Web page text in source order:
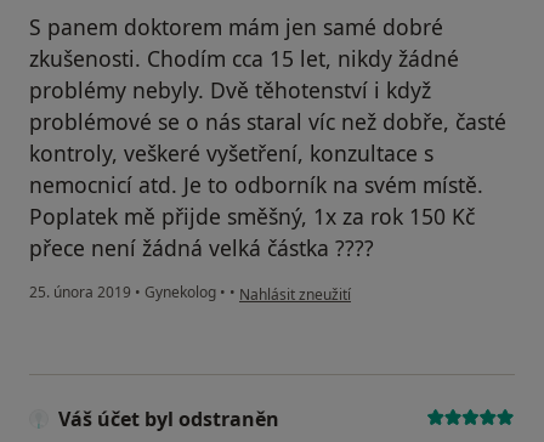
S panem doktorem mám jen samé dobré
zkušenosti. Chodím cca 15 let, nikdy žádné
problémy nebyly. Dvě těhotenství i když
problémové se o nás staral víc než dobře, časté
kontroly, veškeré vyšetření, konzultace s
nemocnicí atd. Je to odborník na svém místě.
Poplatek mě přijde směšný, 1x za rok 150 Kč
přece není žádná velká částka ????
25. února 2019 • Gynekolog • • podle názoru uživatele Váš účet byl
Nahlásit zneužití
Váš účet byl odstraněn